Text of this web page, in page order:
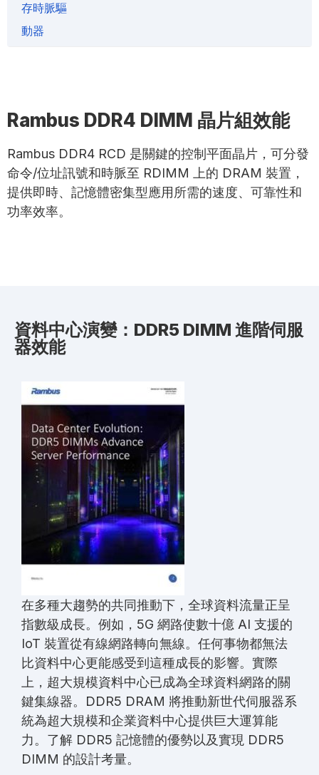
存時脈驅
動器
Rambus DDR4 DIMM 晶片組效能
Rambus DDR4 RCD 是關鍵的控制平面晶片，可分發
命令/位址訊號和時脈至 RDIMM 上的 DRAM 裝置，
提供即時、記憶體密集型應用所需的速度、可靠性和
功率效率。
資料中心演變：DDR5 DIMM 進階伺服
器效能
在多種大趨勢的共同推動下，全球資料流量正呈
指數級成長。例如， 5G 網路使數十億 AI 支援的
IoT 裝置從有線網路轉向無線。任何事物都無法
比資料中心更能感受到這種成長的影響。實際
上，超大規模資料中心已成為全球資料網路的關
鍵集線器。 DDR5 DRAM 將推動新世代伺服器系
統為超大規模和企業資料中心提供巨大運算能
力。了解 DDR5 記憶體的優勢以及實現 DDR5
DIMM 的設計考量。